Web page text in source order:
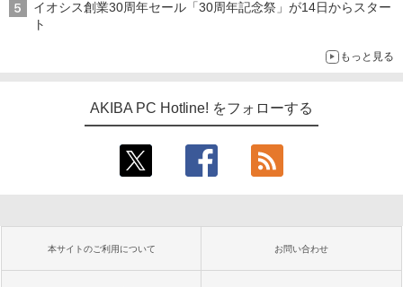
イオシス創業30周年セール「30周年記念祭」が14日からスター
ト
もっと見る
AKIBA PC Hotline! をフォローする
本サイトのご利用について お問い合わせ